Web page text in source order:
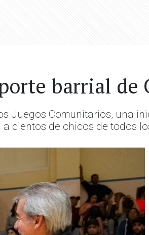
barrial
Juegos Comunitarios, una
cientos de chicos de todos